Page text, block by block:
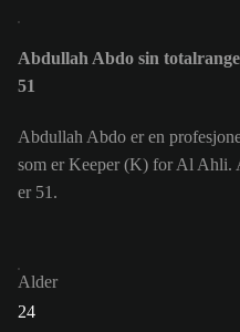
Abdullah Abdo sin
51
Abdullah Abdo er en
som er Keeper (K) for Al Ahli.
er 51.
Alder
24